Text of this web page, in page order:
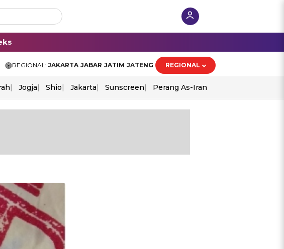
REGIONAL: JAKARTA JABAR JATIM JATENG REGIONAL
Jogja Shio Jakarta Sunscreen Perang As-Iran